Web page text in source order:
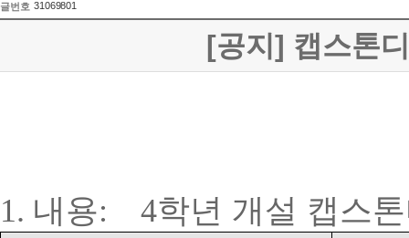
글번호 31069801
[공지] 캡스톤
1. 내용: 4학년 개설 캡스